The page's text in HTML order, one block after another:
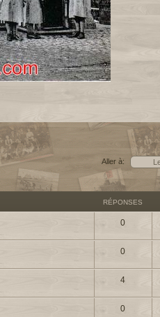
Aller à:
RÉPONSES
0
0
4
0